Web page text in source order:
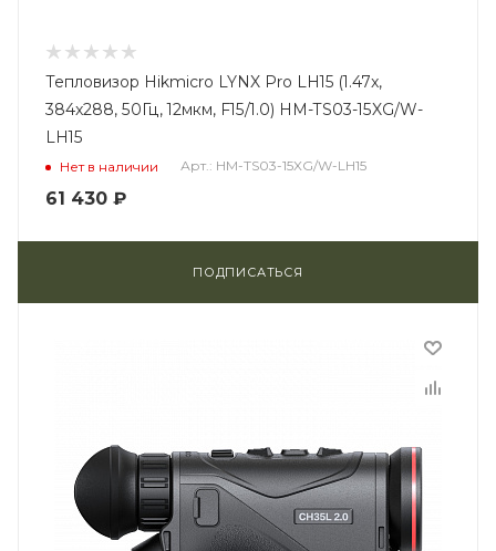
Тепловизор Hikmicro LYNX Pro LH15 (1.47x,
384x288, 50Гц, 12мкм, F15/1.0) HM-TS03-15XG/W-
LH15
Нет в наличии Арт.: HM-TS03-15XG/W-LH15
61 430 ₽
ПОДПИСАТЬСЯ